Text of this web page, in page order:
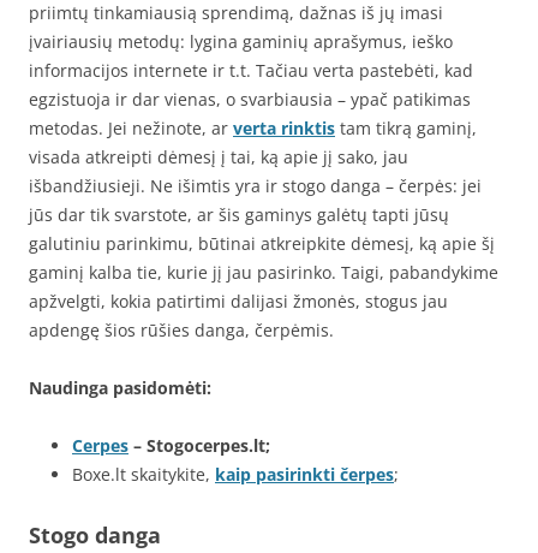
priimtų tinkamiausią sprendimą, dažnas iš jų imasi
įvairiausių metodų: lygina gaminių aprašymus, ieško
informacijos internete ir t.t. Tačiau verta pastebėti, kad
egzistuoja ir dar vienas, o svarbiausia – ypač patikimas
metodas. Jei nežinote, ar verta rinktis tam tikrą gaminį,
visada atkreipti dėmesį į tai, ką apie jį sako, jau
išbandžiusieji. Ne išimtis yra ir stogo danga – čerpės: jei
jūs dar tik svarstote, ar šis gaminys galėtų tapti jūsų
galutiniu parinkimu, būtinai atkreipkite dėmesį, ką apie šį
gaminį kalba tie, kurie jį jau pasirinko. Taigi, pabandykime
apžvelgti, kokia patirtimi dalijasi žmonės, stogus jau
apdengę šios rūšies danga, čerpėmis.
Naudinga pasidomėti:
Cerpes – Stogocerpes.lt;
Boxe.lt skaitykite, kaip pasirinkti čerpes;
Stogo danga